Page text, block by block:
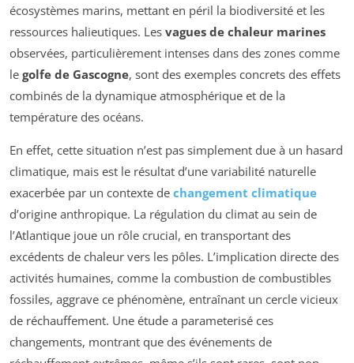
écosystèmes marins, mettant en péril la biodiversité et les
ressources halieutiques. Les vagues de chaleur marines
observées, particulièrement intenses dans des zones comme
le golfe de Gascogne, sont des exemples concrets des effets
combinés de la dynamique atmosphérique et de la
température des océans.
En effet, cette situation n’est pas simplement due à un hasard
climatique, mais est le résultat d’une variabilité naturelle
exacerbée par un contexte de changement climatique
d’origine anthropique. La régulation du climat au sein de
l’Atlantique joue un rôle crucial, en transportant des
excédents de chaleur vers les pôles. L’implication directe des
activités humaines, comme la combustion de combustibles
fossiles, aggrave ce phénomène, entraînant un cercle vicieux
de réchauffement. Une étude a parameterisé ces
changements, montrant que des événements de